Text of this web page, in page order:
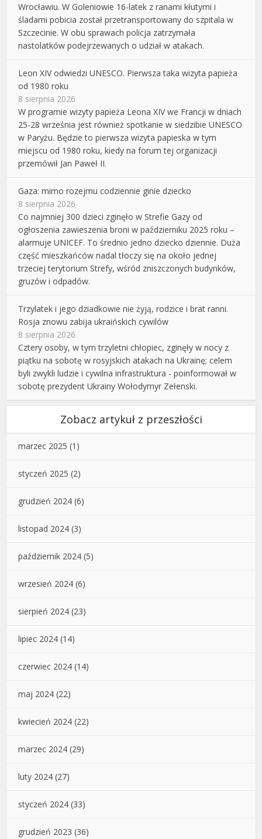
Wrocławiu. W Goleniowie 16-latek z ranami kłutymi i
śladami pobicia został przetransportowany do szpitala w
Szczecinie. W obu sprawach policja zatrzymała
nastolatków podejrzewanych o udział w atakach.
Leon XIV odwiedzi UNESCO. Pierwsza taka wizyta papieża
od 1980 roku
8 sierpnia 2026
W programie wizyty papieża Leona XIV we Francji w dniach
25-28 września jest również spotkanie w siedzibie UNESCO
w Paryżu. Będzie to pierwsza wizyta papieska w tym
miejscu od 1980 roku, kiedy na forum tej organizacji
przemówił Jan Paweł II.
Gaza: mimo rozejmu codziennie ginie dziecko
8 sierpnia 2026
Co najmniej 300 dzieci zginęło w Strefie Gazy od
ogłoszenia zawieszenia broni w październiku 2025 roku –
alarmuje UNICEF. To średnio jedno dziecko dziennie. Duża
część mieszkańców nadal tłoczy się na około jednej
trzeciej terytorium Strefy, wśród zniszczonych budynków,
gruzów i odpadów.
Trzylatek i jego dziadkowie nie żyją, rodzice i brat ranni.
Rosja znowu zabija ukraińskich cywilów
8 sierpnia 2026
Cztery osoby, w tym trzyletni chłopiec, zginęły w nocy z
piątku na sobotę w rosyjskich atakach na Ukrainę; celem
byli zwykli ludzie i cywilna infrastruktura - poinformował w
sobotę prezydent Ukrainy Wołodymyr Zełenski.
Zobacz artykuł z przeszłości
marzec 2025 (1)
styczeń 2025 (2)
grudzień 2024 (6)
listopad 2024 (3)
październik 2024 (5)
wrzesień 2024 (6)
sierpień 2024 (23)
lipiec 2024 (14)
czerwiec 2024 (14)
maj 2024 (22)
kwiecień 2024 (22)
marzec 2024 (29)
luty 2024 (27)
styczeń 2024 (33)
grudzień 2023 (36)